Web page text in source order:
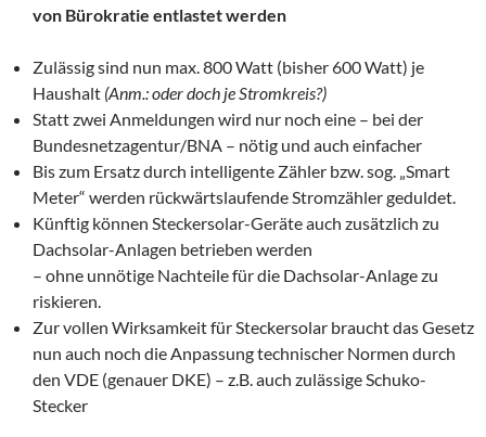
von Bürokratie entlastet werden
Zulässig sind nun max. 800 Watt (bisher 600 Watt) je
Haushalt (Anm.: oder doch je Stromkreis?)
Statt zwei Anmeldungen wird nur noch eine – bei der
Bundesnetzagentur/BNA – nötig und auch einfacher
Bis zum Ersatz durch intelligente Zähler bzw. sog. „Smart
Meter“ werden rückwärtslaufende Stromzähler geduldet.
Künftig können Steckersolar-Geräte auch zusätzlich zu
Dachsolar-Anlagen betrieben werden
– ohne unnötige Nachteile für die Dachsolar-Anlage zu
riskieren.
Zur vollen Wirksamkeit für Steckersolar braucht das Gesetz
nun auch noch die Anpassung technischer Normen durch
den VDE (genauer DKE) – z.B. auch zulässige Schuko-
Stecker